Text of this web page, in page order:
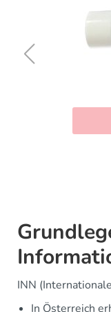
INN
In Österreich